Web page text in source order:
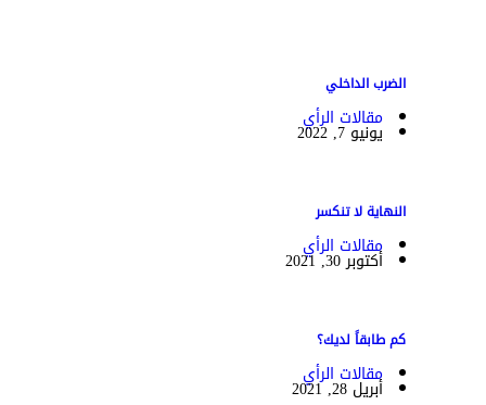
الضرب الداخلي
مقالات الرأي
يونيو 7, 2022
النهاية لا تنكسر
مقالات الرأي
أكتوبر 30, 2021
كم طابقاً لديك؟
مقالات الرأي
أبريل 28, 2021